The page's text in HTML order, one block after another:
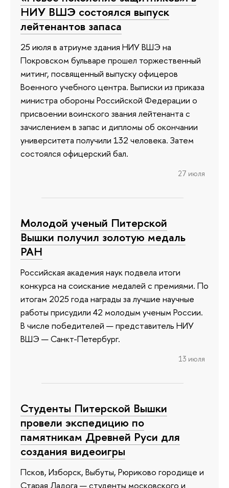
НИУ ВШЭ состоялся выпуск
лейтенантов запаса
25 июля в атриуме здания НИУ ВШЭ на
Покровском бульваре прошел торжественный
митинг, посвященный выпуску офицеров
Военного учебного центра. Выписки из приказа
министра обороны Российской Федерации о
присвоении воинского звания лейтенанта с
зачислением в запас и дипломы об окончании
университета получили 132 человека. Затем
состоялся офицерский бал.
27 июля
Молодой ученый Питерской
Вышки получил золотую медаль
РАН
Российская академия наук подвела итоги
конкурса на соискание медалей с премиями. По
итогам 2025 года награды за лучшие научные
работы присудили 42 молодым ученым России.
В числе победителей — представитель НИУ
ВШЭ — Санкт-Петербург.
13 июля
Студенты Питерской Вышки
провели экспедицию по
памятникам Древней Руси для
создания видеоигры
Псков, Изборск, Выбуты, Рюриково городище и
Старая Ладога — студенты московского и